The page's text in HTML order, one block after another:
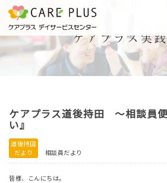
こんな方に
おすすめ
一日体験
実践報告
ケアプラス道後持田 ～相談員
い』
道後持田
だより
相談員だより
皆様、こんにちは。